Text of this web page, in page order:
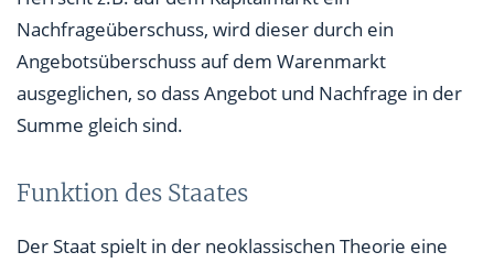
Nachfrageüberschuss, wird dieser durch ein
Angebotsüberschuss auf dem Warenmarkt
ausgeglichen, so dass Angebot und Nachfrage in der
Summe gleich sind.
Funktion des Staates
Der Staat spielt in der neoklassischen Theorie eine